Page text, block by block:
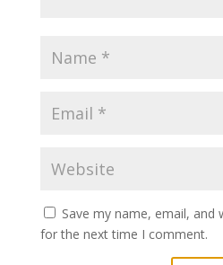
Save my name, email, and
for the next time I comment.